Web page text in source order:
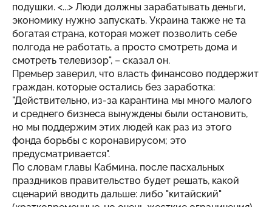
подушки. <...> Люди должны зарабатывать деньги,
экономику нужно запускать. Украина также не та
богатая страна, которая может позволить себе
полгода не работать, а просто смотреть дома и
смотреть телевизор", – сказал он.
Премьер заверил, что власть финансово поддержит
граждан, которые остались без заработка:
"Действительно, из-за карантина мы много малого
и среднего бизнеса вынуждены были остановить,
но мы поддержим этих людей как раз из этого
фонда борьбы с коронавирусом; это
предусматривается".
По словам главы Кабмина, после пасхальных
праздников правительство будет решать, какой
сценарий вводить дальше: либо "китайский"